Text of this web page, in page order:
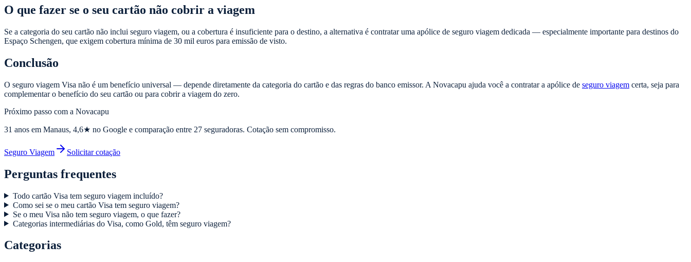
O que fazer se o seu cartão não cobrir a viagem
Se a categoria do seu cartão não inclui seguro viagem, ou a cobertura é insuficiente para o destino, a alternativa é contratar uma apólice de seguro viagem dedicada — especialmente importante para destinos do
Espaço Schengen, que exigem cobertura mínima de 30 mil euros para emissão de visto.
Conclusão
O seguro viagem Visa não é um benefício universal — depende diretamente da categoria do cartão e das regras do banco emissor. A Novacapu ajuda você a contratar a apólice de seguro viagem certa, seja para
complementar o benefício do seu cartão ou para cobrir a viagem do zero.
Próximo passo com a Novacapu
31 anos em Manaus, 4,6★ no Google e comparação entre 27 seguradoras. Cotação sem compromisso.
Seguro Viagem Solicitar cotação
Perguntas frequentes
Todo cartão Visa tem seguro viagem incluído?
Como sei se o meu cartão Visa tem seguro viagem?
Se o meu Visa não tem seguro viagem, o que fazer?
Categorias intermediárias do Visa, como Gold, têm seguro viagem?
Categorias